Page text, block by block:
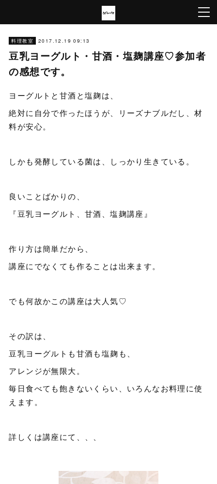
料理教室 2017.12.19 09:13
豆乳ヨーグルト・甘酒・塩麹講座♡参加者
の感想です。
ヨーグルトと甘酒と塩麹は、
絶対に自分で作ったほうが、リーズナブルだし、材
料が安心。
しかも発酵している菌は、しっかり生きている。
良いことばかりの、
『豆乳ヨーグルト、甘酒、塩麹講座』
作り方は簡単だから、
講座にでなくても作ることは出来ます。
でも何故かこの講座は大人気♡
その訳は、
豆乳ヨーグルトも甘酒も塩麹も、
アレンジが無限大。
毎日食べても飽きないくらい、いろんなお料理に使
えます。
詳しくは講座にて、、、